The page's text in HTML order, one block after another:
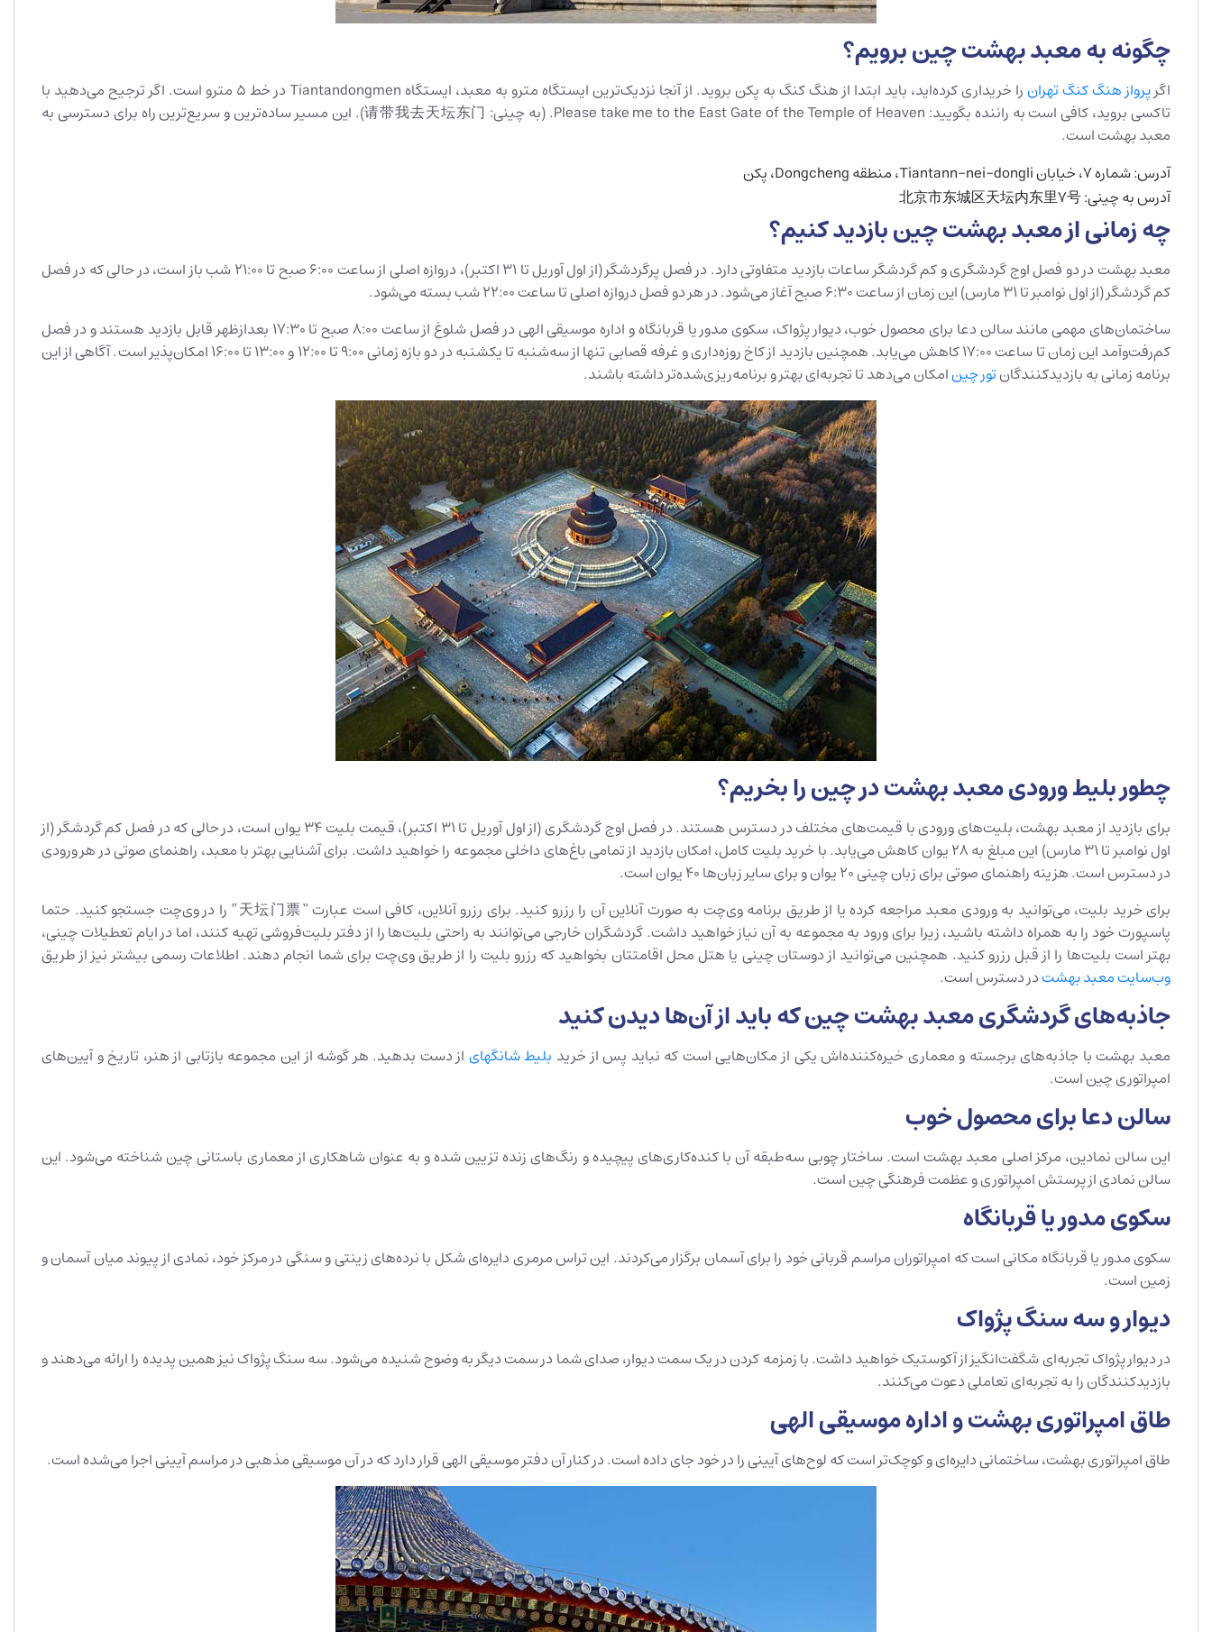
چگونه به معبد بهشت چین برویم؟
اگرپرواز هنگ کنگ تهران
را خریداری کرده‌اید، باید ابتدا از هنگ کنگ به پکن بروید. از آنجا نزدیک‌ترین ایستگاه مترو به معبد، ایستگاه Tiantandongmen در خط ۵ مترو است. اگر ترجیح می‌دهید با
تاکسی بروید، کافی است به راننده بگویید: Please take me to the East Gate of the Temple of Heaven. (به چینی: 请带我去天坛东门). این مسیر ساده‌ترین و سریع‌ترین راه برای دسترسی به
معبد بهشت است.
آدرس: شماره ۷، خیابان Tiantann-nei-dongli، منطقه Dongcheng، پکن
آدرس به چینی: 北京市东城区天坛内东里7号
چه زمانی از معبد بهشت چین بازدید کنیم؟
معبد بهشت در دو فصل اوج گردشگری و کم گردشگر ساعات بازدید متفاوتی دارد. در فصل پرگردشگر (از اول آوریل تا ۳۱ اکتبر)، دروازه اصلی از ساعت ۶:۰۰ صبح تا ۲۱:۰۰ شب باز است، در حالی که در فصل
کم گردشگر (از اول نوامبر تا ۳۱ مارس) این زمان از ساعت ۶:۳۰ صبح آغاز می‌شود. در هر دو فصل دروازه اصلی تا ساعت ۲۲:۰۰ شب بسته می‌شود.
ساختمان‌های مهمی مانند سالن دعا برای محصول خوب، دیوار پژواک، سکوی مدور یا قربانگاه و اداره موسیقی الهی در فصل شلوغ از ساعت ۸:۰۰ صبح تا ۱۷:۳۰ بعدازظهر قابل بازدید هستند و در فصل
کم‌رفت‌وآمد این زمان تا ساعت ۱۷:۰۰ کاهش می‌یابد. همچنین بازدید از کاخ روزه‌داری و غرفه قصابی تنها از سه‌شنبه تا یکشنبه در دو بازه زمانی ۹:۰۰ تا ۱۲:۰۰ و ۱۳:۰۰ تا ۱۶:۰۰ امکان‌پذیر است. آگاهی از این
برنامه زمانی به بازدیدکنندگانتور چینامکان می‌دهد تا تجربه‌ای بهتر و برنامه‌ریزی‌شده‌تر داشته باشند.
چطور بلیط ورودی معبد بهشت در چین را بخریم؟
برای بازدید از معبد بهشت، بلیت‌های ورودی با قیمت‌های مختلف در دسترس هستند. در فصل اوج گردشگری (از اول آوریل تا ۳۱ اکتبر)، قیمت بلیت ۳۴ یوان است، در حالی که در فصل کم گردشگر (از
اول نوامبر تا ۳۱ مارس) این مبلغ به ۲۸ یوان کاهش می‌یابد. با خرید بلیت کامل، امکان بازدید از تمامی باغ‌های داخلی مجموعه را خواهید داشت. برای آشنایی بهتر با معبد، راهنمای صوتی در هر ورودی
در دسترس است. هزینه راهنمای صوتی برای زبان چینی ۲۰ یوان و برای سایر زبان‌ها ۴۰ یوان است.
برای خرید بلیت، می‌توانید به ورودی معبد مراجعه کرده یا از طریق برنامه وی‌چت به صورت آنلاین آن را رزرو کنید. برای رزرو آنلاین، کافی است عبارت “天坛门票” را در وی‌چت جستجو کنید. حتما
پاسپورت خود را به همراه داشته باشید، زیرا برای ورود به مجموعه به آن نیاز خواهید داشت. گردشگران خارجی می‌توانند به راحتی بلیت‌ها را از دفتر بلیت‌فروشی تهیه کنند، اما در ایام تعطیلات چینی،
بهتر است بلیت‌ها را از قبل رزرو کنید. همچنین می‌توانید از دوستان چینی یا هتل محل اقامتتان بخواهید که رزرو بلیت را از طریق وی‌چت برای شما انجام دهند. اطلاعات رسمی بیشتر نیز از طریق
وب‌سایت معبد بهشتدر دسترس است.
جاذبه‌های گردشگری معبد بهشت چین که باید از آن‌ها دیدن کنید
معبد بهشت با جاذبه‌های برجسته و معماری خیره‌کننده‌اش یکی از مکان‌هایی است که نباید پس از خرید بلیط شانگهای از دست بدهید. هر گوشه از این مجموعه بازتابی از هنر، تاریخ و آیین‌های
امپراتوری چین است.
سالن دعا برای محصول خوب
این سالن نمادین، مرکز اصلی معبد بهشت است. ساختار چوبی سه‌طبقه آن با کنده‌کاری‌های پیچیده و رنگ‌های زنده تزیین شده و به عنوان شاهکاری از معماری باستانی چین شناخته می‌شود. این
سالن نمادی از پرستش امپراتوری و عظمت فرهنگی چین است.
سکوی مدور یا قربانگاه
سکوی مدور یا قربانگاه مکانی است که امپراتوران مراسم قربانی خود را برای آسمان برگزار می‌کردند. این تراس مرمری دایره‌ای شکل با نرده‌های زینتی و سنگی در مرکز خود، نمادی از پیوند میان آسمان و
زمین است.
دیوار و سه سنگ پژواک
در دیوار پژواک تجربه‌ای شگفت‌انگیز از آکوستیک خواهید داشت. با زمزمه کردن در یک سمت دیوار، صدای شما در سمت دیگر به وضوح شنیده می‌شود. سه سنگ پژواک نیز همین پدیده را ارائه می‌دهند و
بازدیدکنندگان را به تجربه‌ای تعاملی دعوت می‌کنند.
طاق امپراتوری بهشت و اداره موسیقی الهی
طاق امپراتوری بهشت، ساختمانی دایره‌ای و کوچک‌تر است که لوح‌های آیینی را در خود جای داده است. در کنار آن دفتر موسیقی الهی قرار دارد که در آن موسیقی مذهبی در مراسم آیینی اجرا می‌شده است.